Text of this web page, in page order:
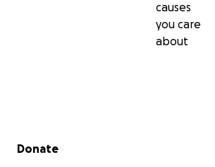
causes
you care
about
Secondary menu
Donate